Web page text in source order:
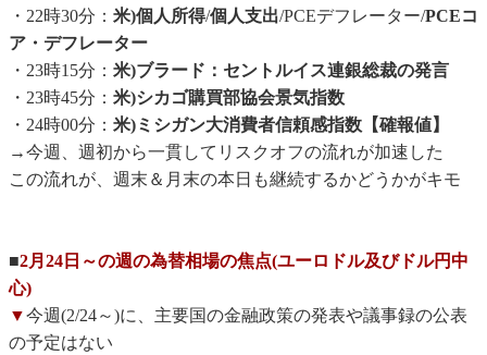
・22時30分： 米)個人所得/個人支出/PCEデフレーター/PCEコ
ア・デフレーター
・23時15分： 米)ブラード：セントルイス連銀総裁の発言
・23時45分： 米)シカゴ購買部協会景気指数
・24時00分： 米)ミシガン大消費者信頼感指数【確報値】
→今週、週初から一貫してリスクオフの流れが加速した
この流れが、週末＆月末の本日も継続するかどうかがキモ
■2月24日～の週の為替相場の焦点(ユーロドル及びドル円中
心)
▼今週(2/24～)に、主要国の金融政策の発表や議事録の公表
の予定はない